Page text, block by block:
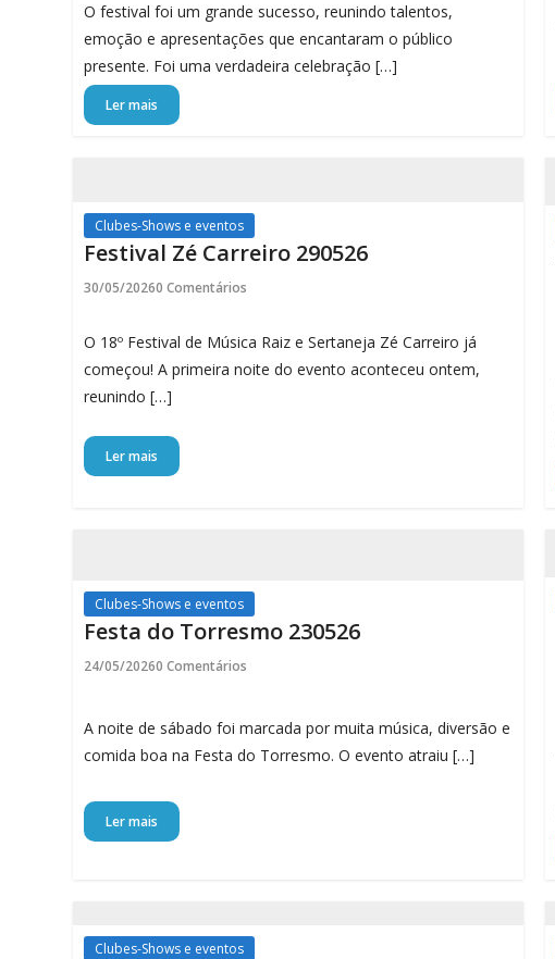
O festival foi um grande sucesso, reunindo talentos,
emoção e apresentações que encantaram o público
presente. Foi uma verdadeira celebração […]
Ler mais
Clubes-Shows e eventos
Festival Zé Carreiro 290526
30/05/20260 Comentários
O 18º Festival de Música Raiz e Sertaneja Zé Carreiro já
começou! A primeira noite do evento aconteceu ontem,
reunindo […]
Ler mais
Clubes-Shows e eventos
Festa do Torresmo 230526
24/05/20260 Comentários
A noite de sábado foi marcada por muita música, diversão e
comida boa na Festa do Torresmo. O evento atraiu […]
Ler mais
Clubes-Shows e eventos